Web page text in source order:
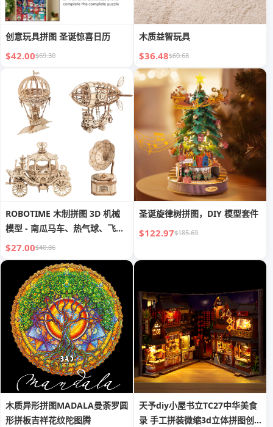
创意玩具拼图 圣诞惊喜日历
$42.00$69.30
木质益智玩具
$36.48$60.68
ROBOTIME 木制拼图 3D 机械
模型 - 南瓜马车、热气球、飞
艇、留声机
$27.00$40.86
圣诞旋律树拼图，DIY 模型套件
$122.97$185.69
木质异形拼图MADALA曼荼罗圆
形拼板吉祥花纹陀图腾
天予diy小屋书立TC27中华美食
录 手工拼装微缩3d立体拼图创